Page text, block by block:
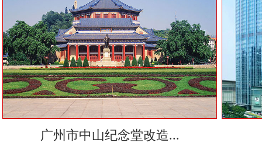
广州市中山纪念堂改造...